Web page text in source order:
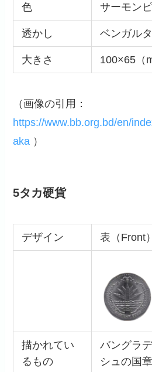
色 サーモン
透かし ベンガル
大きさ 100×65（
（画像の引用：
https://www.bb.org.bd/en/
aka ）
5タカ硬貨
デザイン 表（Front）
描かれてい
るもの
バングラデ
シュの国章